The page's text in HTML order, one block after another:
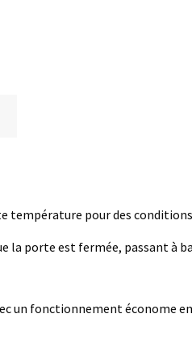
température pour des
la porte est fermée, passant à
fonctionnement économe